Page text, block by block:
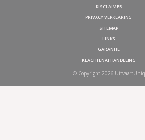
DISCLAIMER
PRIVACY VERKLARING
SITEMAP
LINKS
GARANTIE
KLACHTENAFHANDELING
© Copyright 2026 UitvaartUniq